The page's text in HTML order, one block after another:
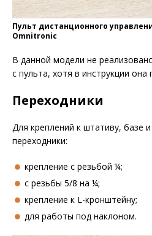
Пульт дистанционного
Omnitronic
В данной модели не
с пульта, хотя в инструкции она
Переходники
Для креплений к штативу, базе
переходники:
крепление с резьбой ¼;
с резьбы 5/8 на ¼;
крепление к L-кронштейну;
для работы под наклоном.